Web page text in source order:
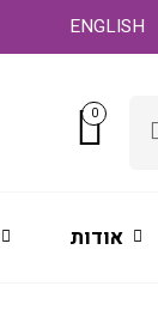
ENGLISH
0
אודות